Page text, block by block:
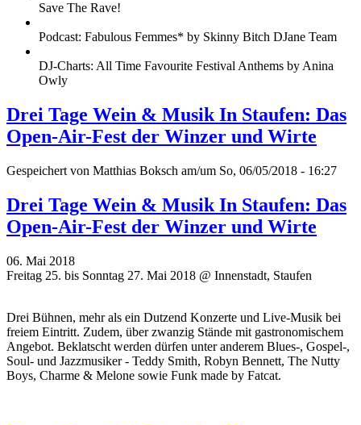
Save The Rave!
Podcast: Fabulous Femmes* by Skinny Bitch DJane Team
DJ-Charts: All Time Favourite Festival Anthems by Anina
Owly
Drei Tage Wein & Musik In Staufen: Das
Open-Air-Fest der Winzer und Wirte
Gespeichert von Matthias Boksch am/um So, 06/05/2018 - 16:27
Drei Tage Wein & Musik In Staufen: Das
Open-Air-Fest der Winzer und Wirte
06. Mai 2018
Freitag 25. bis Sonntag 27. Mai 2018 @ Innenstadt, Staufen
Drei Bühnen, mehr als ein Dutzend Konzerte und Live-Musik bei
freiem Eintritt. Zudem, über zwanzig Stände mit gastronomischem
Angebot. Beklatscht werden dürfen unter anderem Blues-, Gospel-,
Soul- und Jazzmusiker - Teddy Smith, Robyn Bennett, The Nutty
Boys, Charme & Melone sowie Funk made by Fatcat.